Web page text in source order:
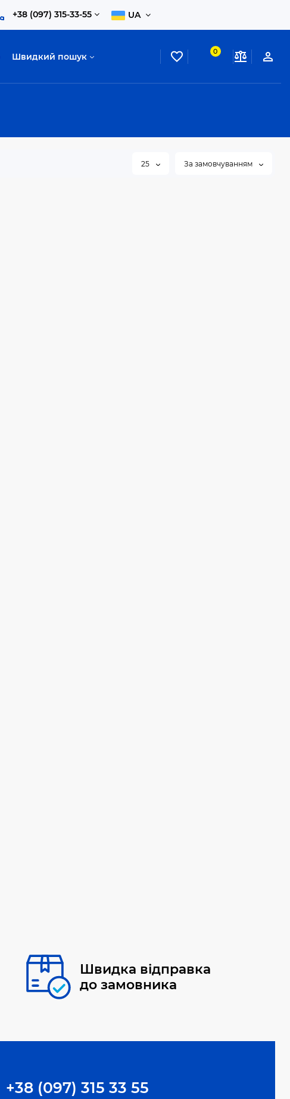
+38 (097) 315-33-55 UA
Швидкий пошук 0
25 За замовчуванням
Швидка відправка
до замовника
+38 (097) 315 33 55